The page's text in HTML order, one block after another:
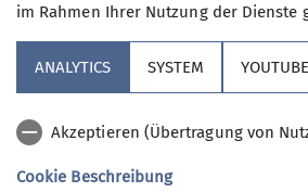
der Fahrtechnik
Jahr Videoaufnahmen gemacht,
analysiert und besprochen.
wenig Wind deutlich
nochmal an Verbesserungen
im Rahmen Ihrer Nutzung der Dienste
ANALYTICS SYSTEM
Akzeptieren (Übertragung von
Cookie Beschreibung